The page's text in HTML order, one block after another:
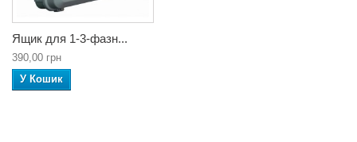
Ящик для 1-3-фазн...
390,00 грн
У Кошик